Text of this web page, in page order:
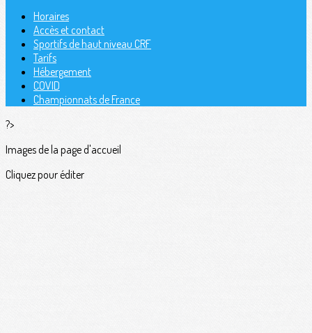
Horaires
Accès et contact
Sportifs de haut niveau CRF
Tarifs
Hébergement
COVID
Championnats de France
?>
Images de la page d'accueil
Cliquez pour éditer